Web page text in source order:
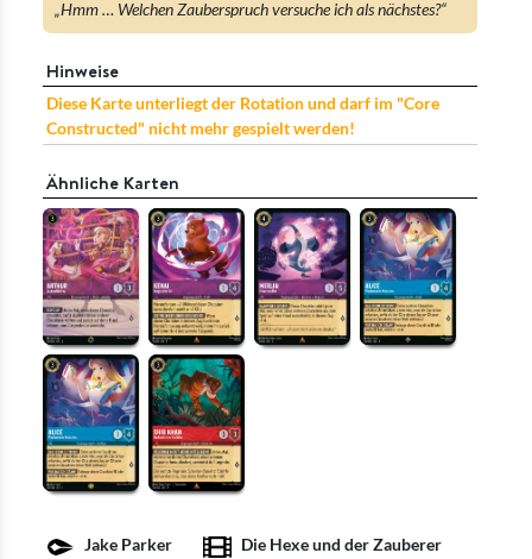
„Hmm … Welchen Zauberspruch versuche ich als nächstes?“
Hinweise
Diese Karte unterliegt der Rotation und darf im "Core
Constructed" nicht mehr gespielt werden!
Ähnliche Karten
Jake Parker Die Hexe und der Zauberer